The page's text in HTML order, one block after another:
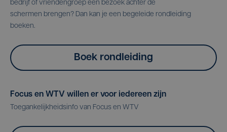
bedrijf of vriendengroep een bezoek achter de
schermen brengen? Dan kan je een begeleide rondleiding
boeken.
Boek rondleiding
Focus en WTV willen er voor iedereen zijn
Toegankelijkheidsinfo van Focus en WTV